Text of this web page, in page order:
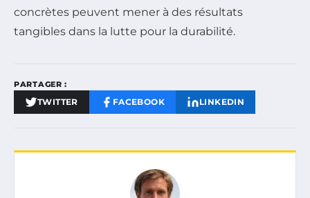
concrètes peuvent mener à des résultats
tangibles dans la lutte pour la durabilité.
PARTAGER :
TWITTER FACEBOOK LINKEDIN